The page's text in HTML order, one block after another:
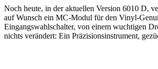
Noch heute, in der aktuellen Version 6010 D,
auf Wunsch ein MC-Modul für den Vinyl-
Eingangswahlschalter, von einem wuchtigen
nichts verändert: Ein Präzisionsinstrument,